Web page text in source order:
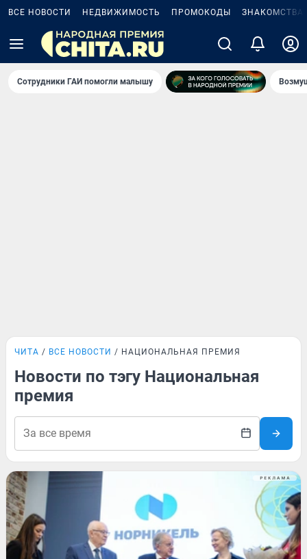
ВСЕ НОВОСТИ НЕДВИЖИМОСТЬ ПРОМОКОДЫ ЗНАКОМСТВА
Сотрудники ГАИ помогли малышу
ЧИТА ВСЕ НОВОСТИ НАЦИОНАЛЬНАЯ ПРЕМИЯ
Новости по тэгу Национальная
премия